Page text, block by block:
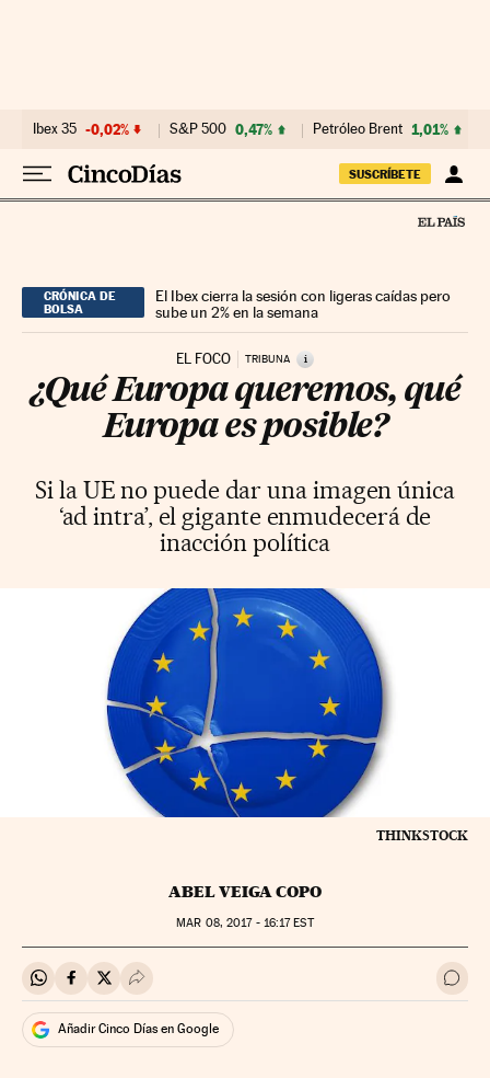
Ibex 35 -0,02% S&P 500 0,47% Petróleo Brent 1,01%
SUSCRÍBETE
CRÓNICA DE
BOLSA
El Ibex cierra la sesión con ligeras caídas pero
sube un 2% en la semana
EL FOCO TRIBUNA i
¿Qué Europa queremos, qué
Europa es posible?
Si la UE no puede dar una imagen única
‘ad intra’, el gigante enmudecerá de
inacción política
THINKSTOCK
ABEL VEIGA COPO
MAR 08, 2017 - 16:17EST
Compartir en Whatsapp
Compartir en Facebook
Compartir en Twitter
Desplegar Redes Sociales Ir a
Añadir Cinco Días en Google